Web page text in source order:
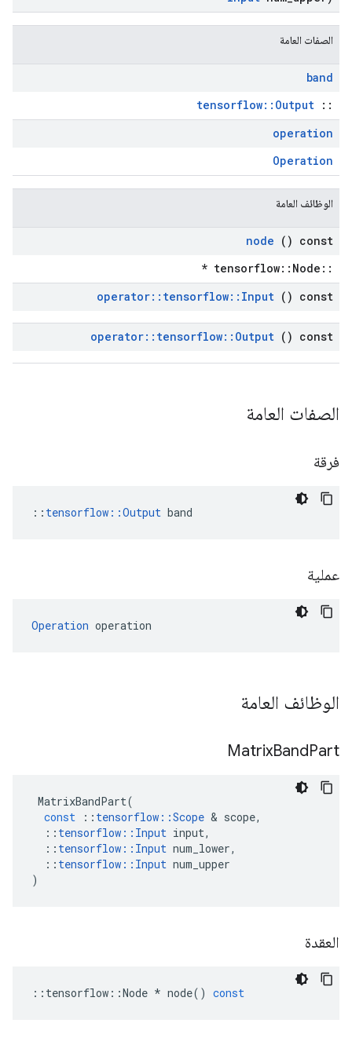
الصفات العامة
band
::
tensorflow::Output
operation
Operation
الوظائف العامة
node () const
::tensorflow::Node *
operator:: tensorflow:: Input () const
operator:: tensorflow:: Output () const
الصفات العامة
فرقة
:: tensorflow::Output band
عملية
Operation operation
الوظائف العامة
MatrixBandPart
MatrixBandPart(
const
:: tensorflow ::Scope & scope,
:: tensorflow :: Input input,
:: tensorflow :: Input num_lower,
:: tensorflow :: Input num_upper
)
العقدة
:: tensorflow ::Node * node() const